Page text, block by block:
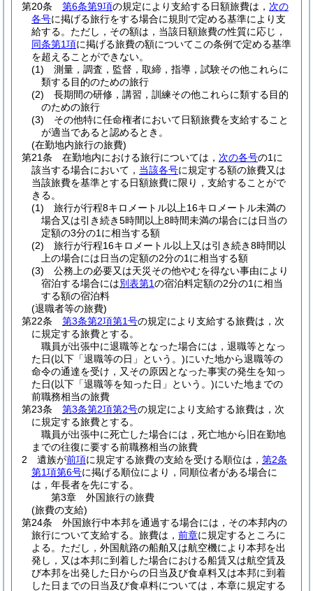
第20条
第6条第9項の規定により支給する日額旅費は， 次の
各号に掲げる旅行をする場合に規則で定める基準により支
給する。 ただし，その額は，当該日額旅費の性質に応じ，
同条第1項に掲げる旅費の額についてこの条例で定める基準
を超えることができない。
(1)
測量，調査，監督，取締，指導，試験その他これらに
類する目的のための旅行
(2)
長期間の研修，講習，訓練その他これらに類する目的
のための旅行
(3)
その他特に任命権者において日額旅費を支給すること
が適当であると認めるとき。
(在勤地内旅行の旅費)
第21条
在勤地内における旅行については， 次の各号の1に
該当する場合において， 当該各号に規定する額の旅費又は
当該旅費を基準とする日額旅費に限り，支給することがで
きる。
(1)
旅行が行程8キロメートル以上16キロメートル未満の
場合又は引き続き5時間以上8時間未満の場合には日当の
定額の3分の1に相当する額
(2)
旅行が行程16キロメートル以上又は引き続き8時間以
上の場合には日当の定額の2分の1に相当する額
(3)
公務上の必要又は天災その他やむを得ない事由により
宿泊する場合には別表第1の宿泊料定額の2分の1に相当
する額の宿泊料
(退職者等の旅費)
第22条
第3条第2項第1号の規定により支給する旅費は，次
に規定する旅費とする。
職員が出張中に退職等となった場合には，退職等となっ
た日(以下「退職等の日」という。)にいた地から退職等の
命令の通達を受け，又その原因となった事実の発生を知っ
た日(以下「退職等を知った日」という。)にいた地までの
前職務相当の旅費
第23条
第3条第2項第2号の規定により支給する旅費は，次
に規定する旅費とする。
職員が出張中に死亡した場合には，死亡地から旧在勤地
までの往復に要する前職務相当の旅費
2
遺族が前項に規定する旅費の支給を受ける順位は， 第2条
第1項第6号に掲げる順位により，同順位者がある場合に
は，年長者を先にする。
第3章
外国旅行の旅費
(旅費の支給)
第24条
外国旅行中本邦を通過する場合には，その本邦内の
旅行について支給する。 旅費は， 前章に規定するところに
よる。 ただし，外国航路の船舶又は航空機により本邦を出
発し，又は本邦に到着した場合における船賃又は航空賃及
び本邦を出発した日からの日当及び食卓料又は本邦に到着
した日までの日当及び食卓料については，本章に規定する